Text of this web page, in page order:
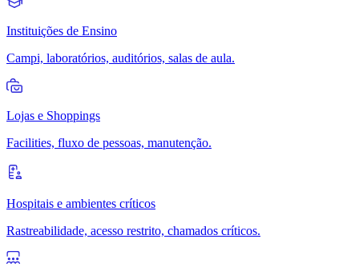
Instituições de Ensino
Campi, laboratórios, auditórios, salas de aula.
Lojas e Shoppings
Facilities, fluxo de pessoas, manutenção.
Hospitais e ambientes críticos
Rastreabilidade, acesso restrito, chamados críticos.